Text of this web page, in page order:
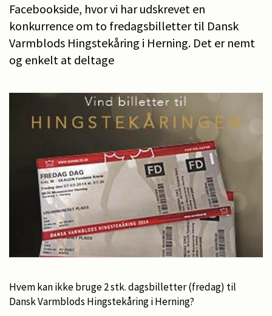
Facebookside, hvor vi har udskrevet en
konkurrence om to fredagsbilletter til Dansk
Varmblods Hingstekåring i Herning. Det er nemt
og enkelt at deltage
Hvem kan ikke bruge 2 stk. dagsbilletter (fredag) til
Dansk Varmblods Hingstekåring i Herning?